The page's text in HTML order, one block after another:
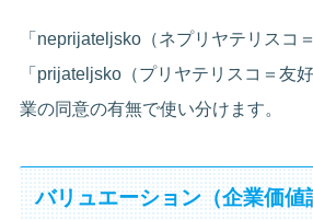
「neprijateljsko（ネプリヤテリスコ
「prijateljsko（プリヤテリスコ＝友
業の同意の有無で使い分けます。
バリュエーション（企業価値